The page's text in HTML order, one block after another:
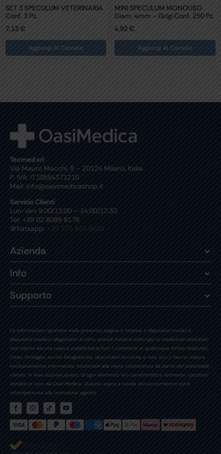
SET 3 SPECULUM VETERINARIA
Conf. 3 Pz.
7,13€
Aggiungi Al Carrello
MINI SPECULUM MONOUSO
Diam. 4mm – Grigi Conf. 250 Pz.
4,92€
Aggiungi Al Carrello
Tecmed srl
Via Mauro Macchi, 8 – 20124 Milano, Italia
P. IVA: IT10554371210
Mail: info@oasimedicashop.it
Servizio Clienti
Lun-Ven 9:00/13:00 – 14:00/17:30
Tel: +39 02 8089 8176
Whatsapp: +39 375 933 8426
Azienda
Info
Supporto
Le informazioni riportate nella presente pagina e relative a dispositivi medici e
dispositivi medico-diagnostici in vitro, presidi medico-chirurgici e medicinali veterinari
non hanno alcuna natura pubblicitaria.Tutti i contenuti, in qualunque forma realizzati,
(testi, immagini, anche fotografiche, descrizioni tecniche e non, ecc.), hanno natura
esclusivamente informativa, funzionale alla mera conoscenza da parte del potenziale
cliente, in fase di preacquisto, di ogni elemento e/o caratteristica attinente i prodotti
venduti in rete da Oasi Medica. Quanto sopra a tutela del consumatore ed in
ottemperanza alla normativa vigente.